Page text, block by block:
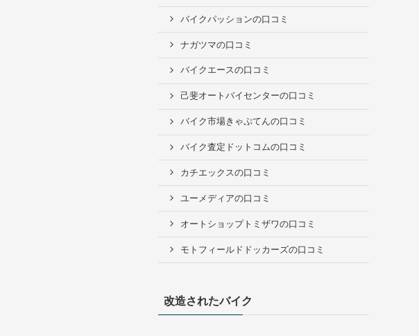
バイクパッションの口コミ
ナガツマの口コミ
バイクエースの口コミ
己斐オートバイセンターの口コミ
バイク市場きゃぷてんの口コミ
バイク査定ドットコムの口コミ
カチエックスの口コミ
ユーメディアの口コミ
オートショップトミザワの口コミ
モトフィールドドッカーズの口コミ
改造されたバイク